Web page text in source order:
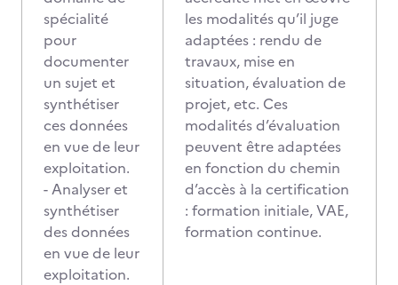
spécialité
pour
documenter
un sujet et
synthétiser
ces données
en vue de leur
exploitation.
- Analyser et
synthétiser
des données
en vue de leur
exploitation.
les modalités qu’il juge
adaptées : rendu de
travaux, mise en
situation, évaluation de
projet, etc. Ces
modalités d’évaluation
peuvent être adaptées
en fonction du chemin
d’accès à la certification
: formation initiale, VAE,
formation continue.